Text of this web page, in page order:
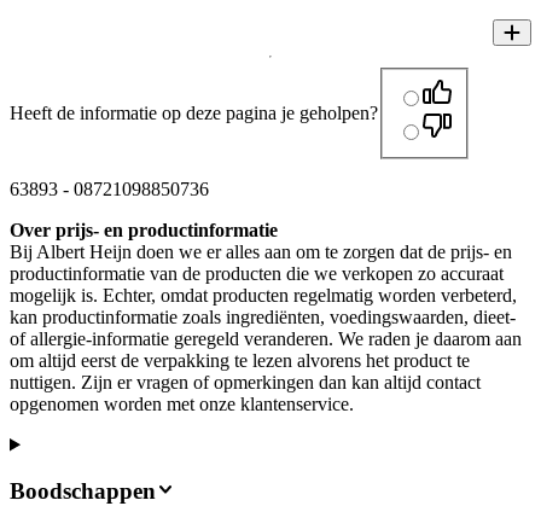
Heeft de informatie op deze pagina je geholpen?
63893 - 08721098850736
Over prijs- en productinformatie
Bij Albert Heijn doen we er alles aan om te zorgen dat de prijs- en
productinformatie van de producten die we verkopen zo accuraat
mogelijk is. Echter, omdat producten regelmatig worden verbeterd,
kan productinformatie zoals ingrediënten, voedingswaarden, dieet-
of allergie-informatie geregeld veranderen. We raden je daarom aan
om altijd eerst de verpakking te lezen alvorens het product te
nuttigen. Zijn er vragen of opmerkingen dan kan altijd contact
opgenomen worden met onze klantenservice.
Boodschappen